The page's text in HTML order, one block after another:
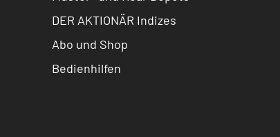
DER AKTIONÄR Indizes
Abo und Shop
Bedienhilfen